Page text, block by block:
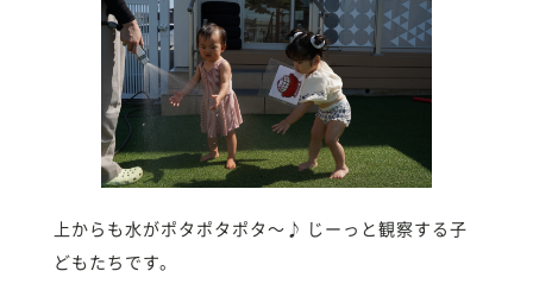
上からも水がポタポタポタ〜♪ じーっと観察する子
どもたちです。